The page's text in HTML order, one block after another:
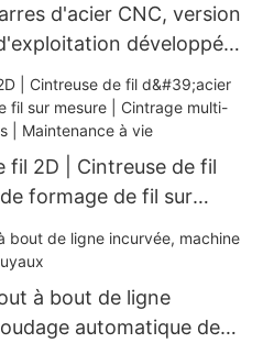
d'acier CNC, version
développé
pour fils de diamètre
fil 2D | Cintreuse de fil
formage de fil sur
| Machines
à vie
à bout de ligne
automatique de